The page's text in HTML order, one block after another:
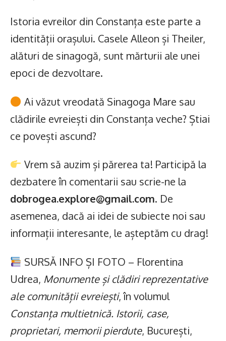
Istoria evreilor din Constanța este parte a
identității orașului. Casele Alleon și Theiler,
alături de sinagogă, sunt mărturii ale unei
epoci de dezvoltare.
Ai văzut vreodată Sinagoga Mare sau
clădirile evreiești din Constanța veche? Știai
ce povești ascund?
Vrem să auzim și părerea ta! Participă la
dezbatere în comentarii sau scrie-ne la
dobrogea.explore@gmail.com. De
asemenea, dacă ai idei de subiecte noi sau
informații interesante, le așteptăm cu drag!
SURSĂ INFO ȘI FOTO – Florentina
Udrea, Monumente și clădiri reprezentative
ale comunității evreiești, în volumul
Constanța multietnică. Istorii, case,
proprietari, memorii pierdute, București,